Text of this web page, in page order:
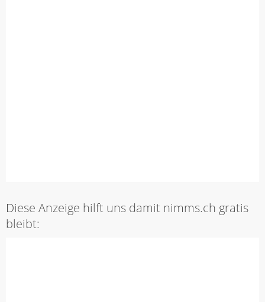
Diese Anzeige hilft uns damit nimms.ch gratis
bleibt: